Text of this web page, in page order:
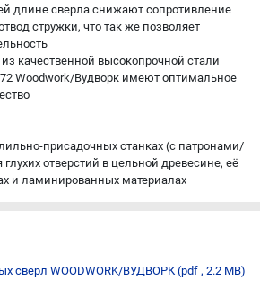
длине сверла снижают сопротивление
стружки, что так же позволяет
из качественной высокопрочной стали
Woodwork/Вудворк имеют оптимальное
присадочных станках (с патронами/
отверстий в цельной древесине, её
и ламинированных материалах
сверл WOODWORK/ВУДВОРК (pdf , 2.2 MB)